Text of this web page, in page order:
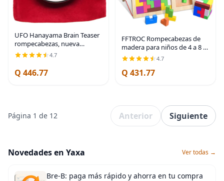
UFO Hanayama Brain Teaser
rompecabezas, nueva
versión 2019, clasificación de
dificultad de nivel 4, bolsa de
terciopelo rojo con cordón,
paquete
4.7
Q 446.77
FFTROC Rompecabezas de
madera para niños de 4 a 8 a
10 años, bloques rusos 3D
gruesos y coloridos y
rompecabezas de cerebro
4.7
Q 431.77
Página 1 de 12 Anterior Siguiente
Novedades en Yaxa Ver todas →
Bre-B: paga más rápido y ahorra en tu compra